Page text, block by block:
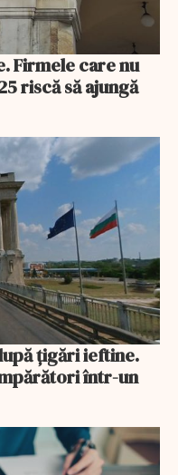
Firmele care nu
riscă să ajungă
țigări ieftine.
într-un